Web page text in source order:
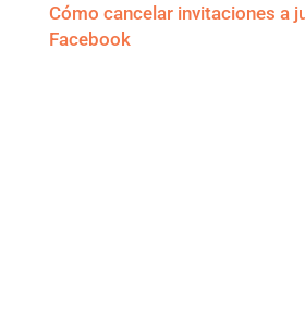
Cómo cancelar invitaciones a
Facebook